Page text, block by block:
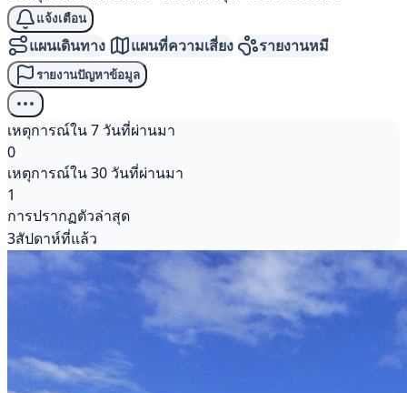
แจ้งเตือน
แผนเดินทาง แผนที่ความเสี่ยง รายงานหมี
รายงานปัญหาข้อมูล
เหตุการณ์ใน 7 วันที่ผ่านมา
0
เหตุการณ์ใน 30 วันที่ผ่านมา
1
การปรากฏตัวล่าสุด
3สัปดาห์ที่แล้ว